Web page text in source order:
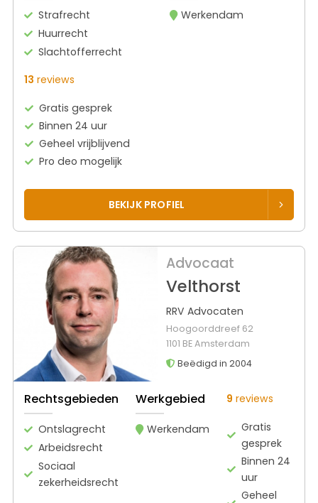
Strafrecht
Huurrecht
Slachtofferrecht
Werkendam
13 reviews
Gratis gesprek
Binnen 24 uur
Geheel vrijblijvend
Pro deo mogelijk
BEKIJK PROFIEL
Advocaat
Velthorst
RRV Advocaten
Hoogoorddreef 62
1101 BE Amsterdam
Beëdigd in 2004
Rechtsgebieden
Ontslagrecht
Arbeidsrecht
Sociaal
zekerheidsrecht
Werkgebied
Werkendam
9 reviews
Gratis
gesprek
Binnen 24
uur
Geheel